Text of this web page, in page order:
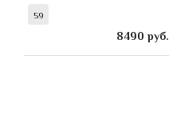
59
8490 руб.